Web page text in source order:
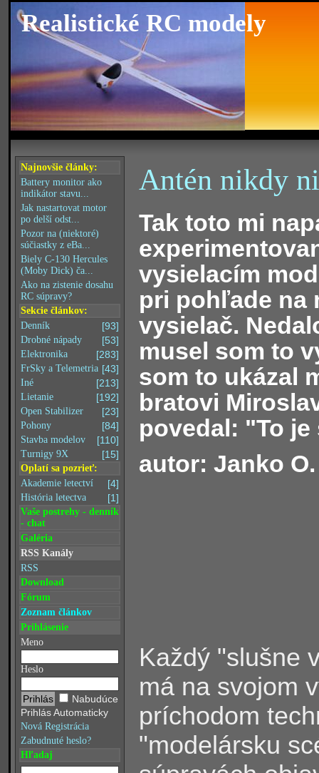
Realistické RC modely
Najnovšie články:
Battery monitor ako
indikátor stavu...
Jak nastartovat motor
po delší odst...
Pozor na (niektoré)
súčiastky z eBa...
Biely C-130 Hercules
(Moby Dick) ča...
Ako na zistenie dosahu
RC súpravy?
Sekcie článkov:
[93]
Denník
[53]
Drobné nápady
[283]
Elektronika
[43]
FrSky a Telemetria
[213]
Iné
[192]
Lietanie
[23]
Open Stabilizer
[84]
Pohony
[110]
Stavba modelov
[15]
Turnigy 9X
Oplatí sa pozrieť:
[4]
Akademie letectví
[1]
História letectva
Vaše postrehy - denník
- chat
Galéria
RSS Kanály
RSS
Download
Fórum
Zoznam článkov
Prihlásenie
Meno
Heslo
Nabudúce
Prihlás Automaticky
Nová Registrácia
Zabudnuté heslo?
Hľadaj
Antén nikdy
Tak toto mi
vysielacím
pri pohľade na
vysielač.
musel som to
som to ukázal
bratovi
povedal: "To je
autor: Janko O.
Každý "slušne
má na svojom
príchodom
"modelársku